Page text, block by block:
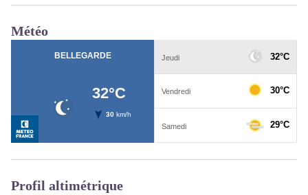
Météo
Profil altimétrique